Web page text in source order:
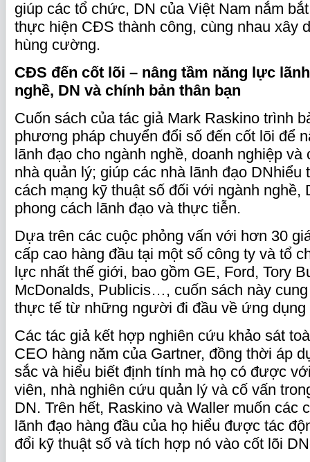
giúp các tổ chức, DN của Việt Nam nắm
thực hiện CĐS thành công, cùng nhau xây
hùng cường.
CĐS đến cốt lõi – nâng tầm năng lực
nghề, DN và chính bản thân bạn
Cuốn sách của tác giả Mark Raskino trình
phương pháp chuyển đổi số đến cốt lõi để
lãnh đạo cho ngành nghề, doanh nghiệp và
nhà quản lý; giúp các nhà lãnh đạo DNhiểu
cách mạng kỹ thuật số đối với ngành nghề,
phong cách lãnh đạo và thực tiễn.
Dựa trên các cuộc phỏng vấn với hơn 30
cấp cao hàng đầu tại một số công ty và tổ
lực nhất thế giới, bao gồm GE, Ford, Tory
McDonalds, Publicis…, cuốn sách này
thực tế từ những người đi đầu về ứng dụng
Các tác giả kết hợp nghiên cứu khảo sát
CEO hàng năm của Gartner, đồng thời áp
sắc và hiểu biết định tính mà họ có được
viên, nhà nghiên cứu quản lý và cố vấn
DN. Trên hết, Raskino và Waller muốn các
lãnh đạo hàng đầu của họ hiểu được tác
đổi kỹ thuật số và tích hợp nó vào cốt lõi